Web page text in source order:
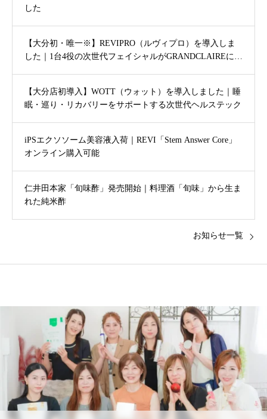
した
【大分初・唯一※】REVIPRO（ルヴィプロ）を導入しま
した｜1台4役の次世代フェイシャルがGRANDCLAIREに登
【大分店初導入】WOTT（ウォット）を導入しました｜睡
眠・巡り・リカバリーをサポートする次世代ヘルステック
iPSエクソソーム美容液入荷｜REVI「Stem Answer Core」
オンライン購入可能
仁井田本家「旬味酢」発売開始｜料理酒「旬味」から生ま
れた純米酢
お知らせ一覧